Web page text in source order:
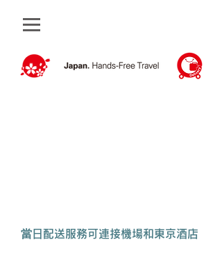
當日配送服務可連接機場和東京酒店